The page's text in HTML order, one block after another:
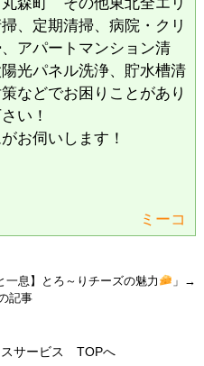
、定期清掃、病院・クリ
アパートマンション清
光パネル洗浄、貯水槽清
などでお困りことがあり
い！
お伺いします！
ミーコ
一息】とろ～りチーズの魅力 」→
記事
スサービス TOPへ